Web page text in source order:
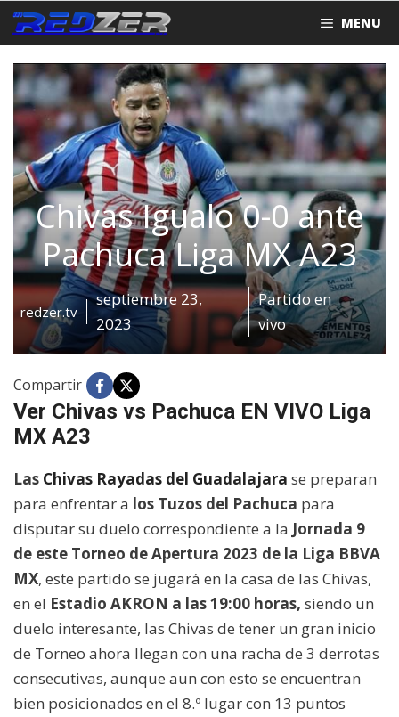
Saltar
al
contenido
MENU
Chivas Igualo 0-0 ante
Pachuca Liga MX A23
redzer.tv
septiembre 23,
2023
Partido en
vivo
Compartir
Ver Chivas vs Pachuca EN VIVO Liga
MX A23
Las Chivas Rayadas del Guadalajara se preparan
para enfrentar a los Tuzos del Pachuca para
disputar su duelo correspondiente a la Jornada 9
de este Torneo de Apertura 2023 de la Liga BBVA
MX, este partido se jugará en la casa de las Chivas,
en el Estadio AKRON a las 19:00 horas, siendo un
duelo interesante, las Chivas de tener un gran inicio
de Torneo ahora llegan con una racha de 3 derrotas
consecutivas, aunque aun con esto se encuentran
bien posicionados en el 8.º lugar con 13 puntos